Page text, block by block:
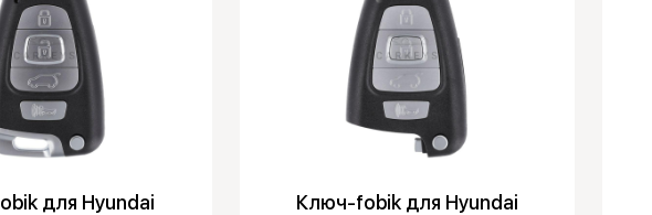
для Hyundai
Ключ-fobik для Hyundai